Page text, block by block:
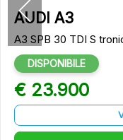
AUDI A3
A3 SPB 30 TDI S
DISPONIBILE
€ 23.900